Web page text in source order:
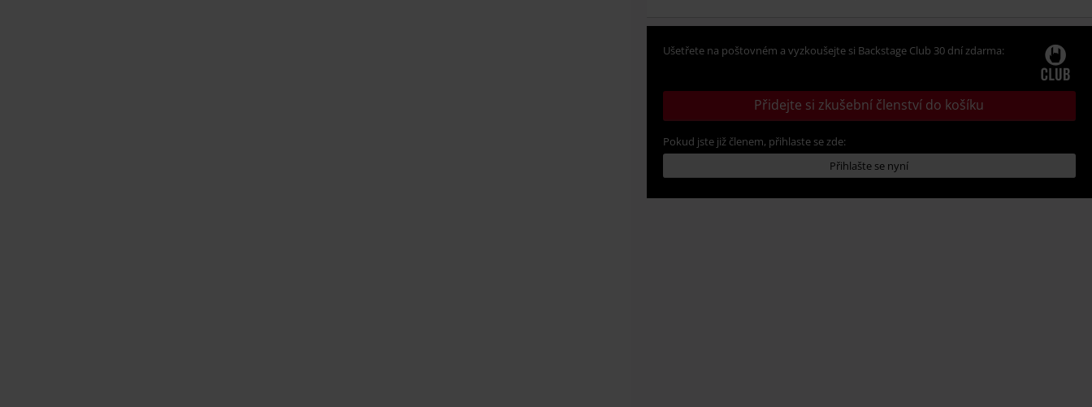
Ušetřete na poštovném a vyzkoušejte si Backstage Club 30 dní zdarma:
Přidejte si zkušební členství do košíku
Pokud jste již členem, přihlaste se zde:
Přihlašte se nyní